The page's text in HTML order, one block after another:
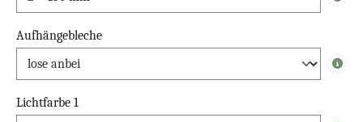
Info
Aufhängebleche
Info
Lichtfarbe 1